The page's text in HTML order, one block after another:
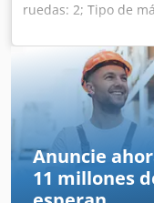
ruedas: 2; Tipo de
bastidor: montaje;
fertilizante /
Anuncie
11 millones